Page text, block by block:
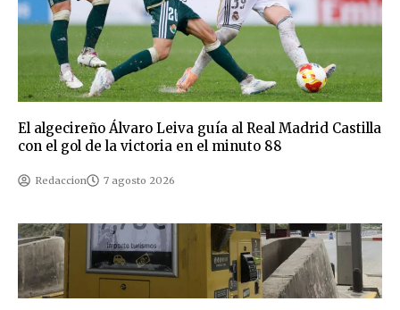
El algecireño Álvaro Leiva guía al Real Madrid Castilla
con el gol de la victoria en el minuto 88
Redaccion 7 agosto 2026